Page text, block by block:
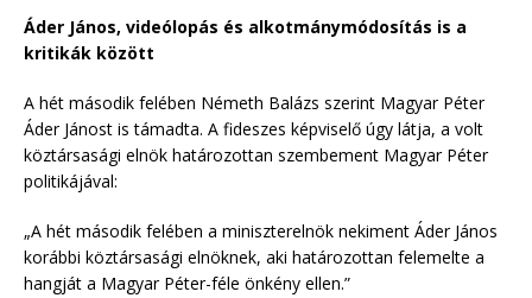
Áder János, videólopás és alkotmánymódosítás is a
kritikák között
A hét második felében Németh Balázs szerint Magyar Péter
Áder Jánost is támadta. A fideszes képviselő úgy látja, a volt
köztársasági elnök határozottan szembement Magyar Péter
politikájával:
„A hét második felében a miniszterelnök nekiment Áder János
korábbi köztársasági elnöknek, aki határozottan felemelte a
hangját a Magyar Péter-féle önkény ellen.”